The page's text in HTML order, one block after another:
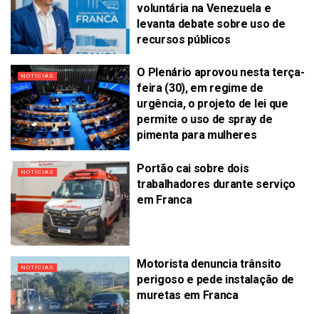
voluntária na Venezuela e
levanta debate sobre uso de
recursos públicos
NOTÍCIAS
O Plenário aprovou nesta terça-
feira (30), em regime de
urgência, o projeto de lei que
permite o uso de spray de
pimenta para mulheres
NOTÍCIAS
Portão cai sobre dois
trabalhadores durante serviço
em Franca
NOTÍCIAS
Motorista denuncia trânsito
perigoso e pede instalação de
muretas em Franca